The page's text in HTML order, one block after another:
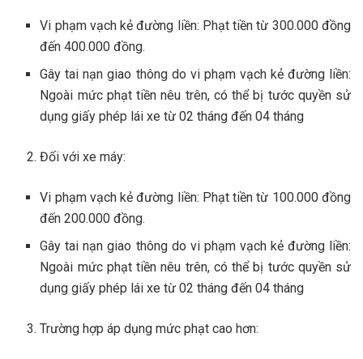
Vi phạm vạch kẻ đường liền: Phạt tiền từ 300.000 đồng
đến 400.000 đồng.
Gây tai nạn giao thông do vi phạm vạch kẻ đường liền:
Ngoài mức phạt tiền nêu trên, có thể bị tước quyền sử
dụng giấy phép lái xe từ 02 tháng đến 04 tháng
Đối với xe máy:
Vi phạm vạch kẻ đường liền: Phạt tiền từ 100.000 đồng
đến 200.000 đồng.
Gây tai nạn giao thông do vi phạm vạch kẻ đường liền:
Ngoài mức phạt tiền nêu trên, có thể bị tước quyền sử
dụng giấy phép lái xe từ 02 tháng đến 04 tháng
Trường hợp áp dụng mức phạt cao hơn: